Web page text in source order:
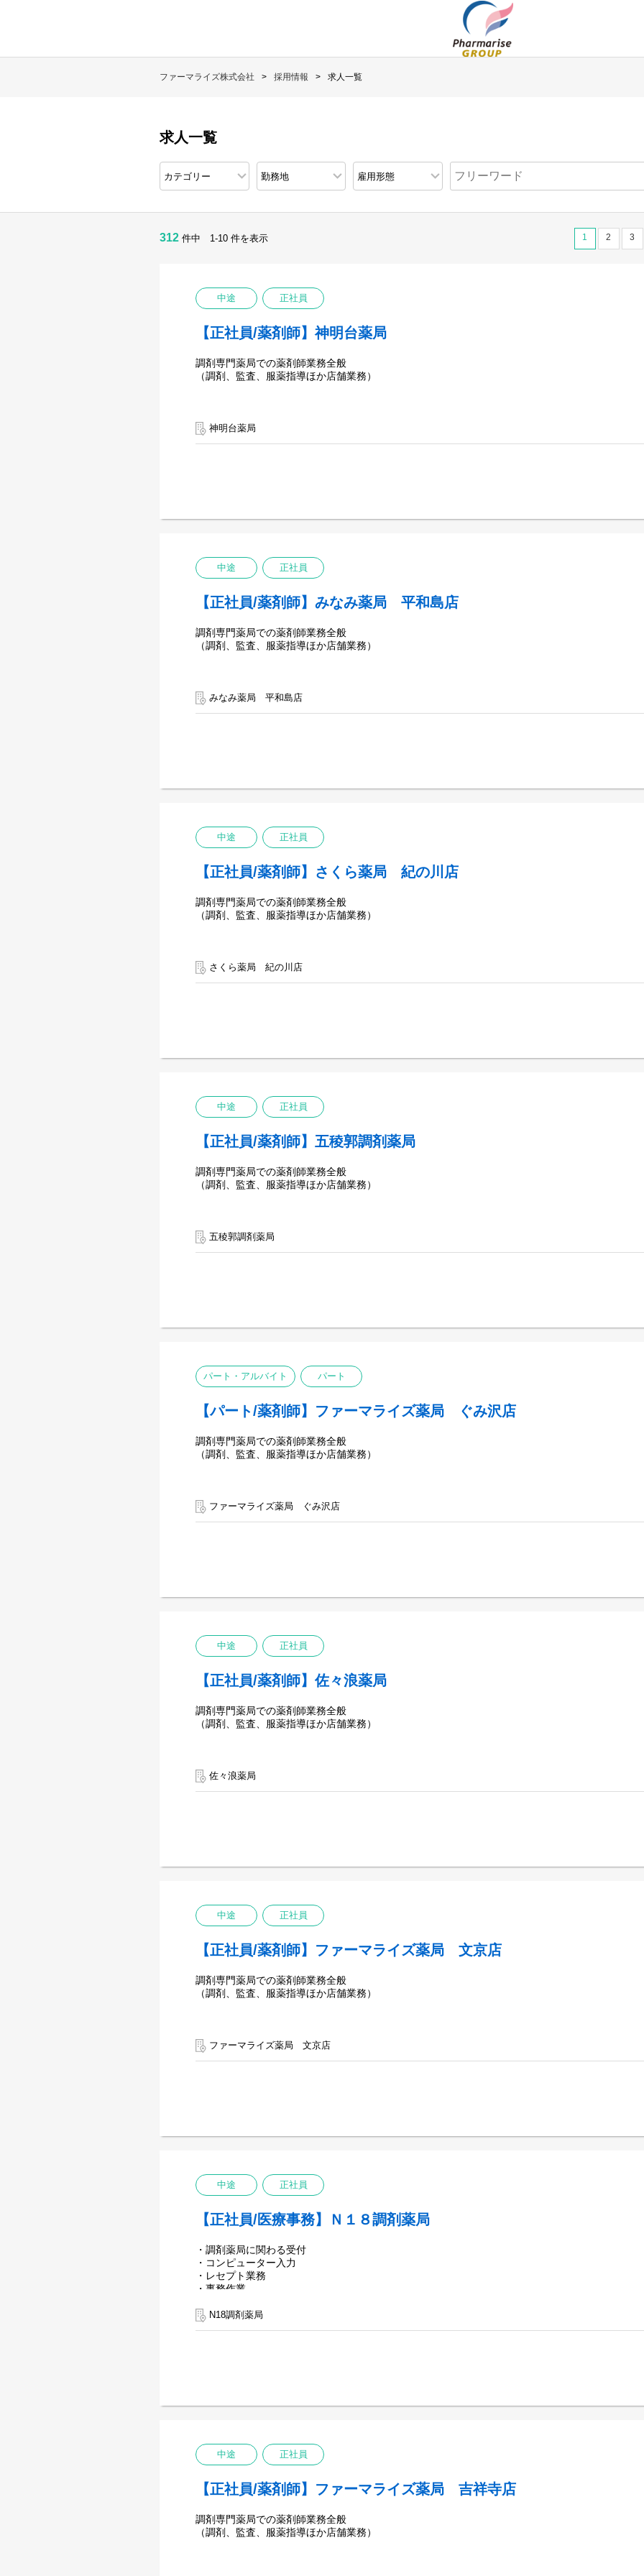
ファーマライズ株式会社 採用情報 求人一覧
求人一覧
312 件中 1-10 件を表示 1 2 3
中途 正社員
【正社員/薬剤師】神明台薬局
調剤専門薬局での薬剤師業務全般
（調剤、監査、服薬指導ほか店舗業務）
神明台薬局
中途 正社員
【正社員/薬剤師】みなみ薬局 平和島店
調剤専門薬局での薬剤師業務全般
（調剤、監査、服薬指導ほか店舗業務）
みなみ薬局 平和島店
中途 正社員
【正社員/薬剤師】さくら薬局 紀の川店
調剤専門薬局での薬剤師業務全般
（調剤、監査、服薬指導ほか店舗業務）
さくら薬局 紀の川店
中途 正社員
【正社員/薬剤師】五稜郭調剤薬局
調剤専門薬局での薬剤師業務全般
（調剤、監査、服薬指導ほか店舗業務）
五稜郭調剤薬局
パート・アルバイト パート
【パート/薬剤師】ファーマライズ薬局 ぐみ沢店
調剤専門薬局での薬剤師業務全般
（調剤、監査、服薬指導ほか店舗業務）
ファーマライズ薬局 ぐみ沢店
中途 正社員
【正社員/薬剤師】佐々浪薬局
調剤専門薬局での薬剤師業務全般
（調剤、監査、服薬指導ほか店舗業務）
佐々浪薬局
中途 正社員
【正社員/薬剤師】ファーマライズ薬局 文京店
調剤専門薬局での薬剤師業務全般
（調剤、監査、服薬指導ほか店舗業務）
ファーマライズ薬局 文京店
中途 正社員
【正社員/医療事務】Ｎ１８調剤薬局
・調剤薬局に関わる受付
・コンピューター入力
・レセプト業務
・事務作業
・薬剤師と一緒に施設への配薬
N18調剤薬局
中途 正社員
【正社員/薬剤師】ファーマライズ薬局 吉祥寺店
調剤専門薬局での薬剤師業務全般
（調剤、監査、服薬指導ほか店舗業務）